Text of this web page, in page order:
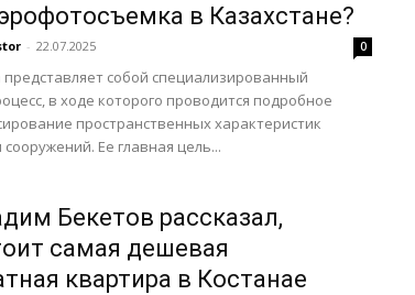
в Казахстане?
- 22.07.2025 0
собой специализированный
в ходе которого проводится подробное
пространственных характеристик
Ее главная цель...
Бекетов рассказал,
самая дешевая
квартира в Костанае